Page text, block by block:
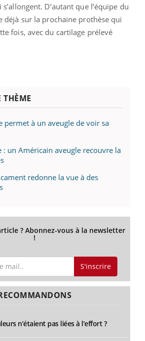
D’autant que l’équipe du
déjà sur la prochaine prothèse qui
fois, avec du cartilage prélevé
THÈME
permet à un aveugle de voir sa
: un Américain aveugle recouvre la
redonne la vue à des
? Abonnez-vous à la newsletter
!
S'inscrire
n’étaient pas liées à l’effort ?